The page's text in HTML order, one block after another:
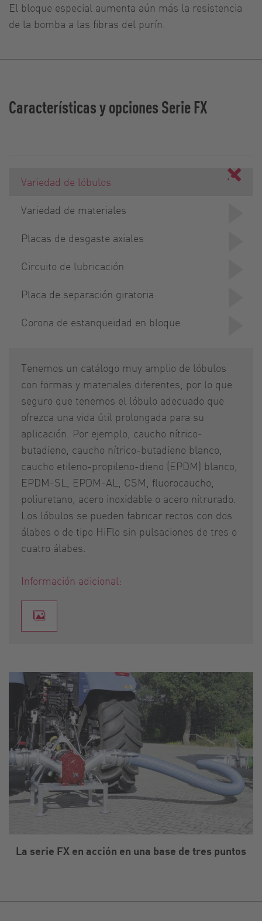
El bloque especial aumenta aún más la resistencia
de la bomba a las fibras del purín.
Características y opciones Serie FX
Variedad de lóbulos
Variedad de materiales
Placas de desgaste axiales
Circuito de lubricación
Placa de separación giratoria
Corona de estanqueidad en bloque
Tenemos un catálogo muy amplio de lóbulos
con formas y materiales diferentes, por lo que
seguro que tenemos el lóbulo adecuado que
ofrezca una vida útil prolongada para su
aplicación. Por ejemplo, caucho nítrico-
butadieno, caucho nítrico-butadieno blanco,
caucho etileno-propileno-dieno (EPDM) blanco,
EPDM-SL, EPDM-AL, CSM, fluorocaucho,
poliuretano, acero inoxidable o acero nitrurado.
Los lóbulos se pueden fabricar rectos con dos
álabes o de tipo HiFlo sin pulsaciones de tres o
cuatro álabes.
Información adicional:
La serie FX en acción en una base de tres puntos